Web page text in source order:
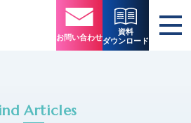
お問い合わせ
資料
ダウンロード
Articles